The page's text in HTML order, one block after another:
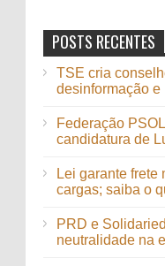
POSTS RECENTES
TSE cria
desinformação e
Federação
candidatura de
Lei garante frete
cargas; saiba o
PRD e
neutralidade na